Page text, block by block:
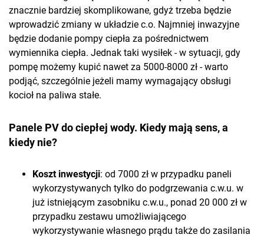
znacznie bardziej skomplikowane, gdyż trzeba będzie
wprowadzić zmiany w układzie c.o. Najmniej inwazyjne
będzie dodanie pompy ciepła za pośrednictwem
wymiennika ciepła. Jednak taki wysiłek - w sytuacji, gdy
pompę możemy kupić nawet za 5000-8000 zł - warto
podjąć, szczególnie jeżeli mamy wymagający obsługi
kocioł na paliwa stałe.
Panele PV do ciepłej wody. Kiedy mają sens, a
kiedy nie?
Koszt inwestycji: od 7000 zł w przypadku paneli
wykorzystywanych tylko do podgrzewania c.w.u. w
już istniejącym zasobniku c.w.u., ponad 20 000 zł w
przypadku zestawu umożliwiającego
wykorzystywanie własnego prądu także do zasilania